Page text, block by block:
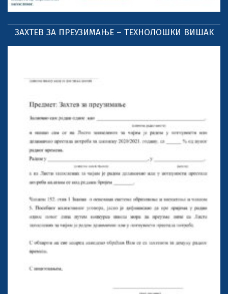
ЗАХТЕВ ЗА ПРЕУЗИМАЊЕ – ТЕХНОЛОШКИ ВИШАК